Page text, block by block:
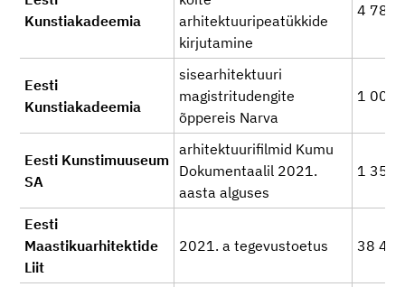
Kunstiakadeemia
arhitektuuripeatükkide
kirjutamine
4 781
Eesti
Kunstiakadeemia
sisearhitektuuri
magistritudengite
õppereis Narva
1 000
Eesti Kunstimuuseum
SA
arhitektuurifilmid Kumu
Dokumentaalil 2021.
aasta alguses
1 350
Eesti
Maastikuarhitektide
Liit
2021. a tegevustoetus 38 480